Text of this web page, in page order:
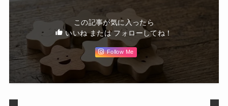
この記事が気に入ったら
いいね または フォローしてね！
Follow Me